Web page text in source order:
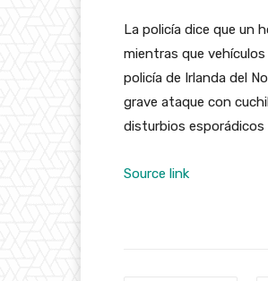
La policía dice que un
mientras que
policía de Irlanda del
grave ataque con
disturbios esporádicos
Source link